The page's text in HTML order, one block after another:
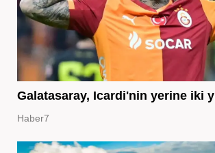
Galatasaray, Icardi'nin yerine iki
Haber7